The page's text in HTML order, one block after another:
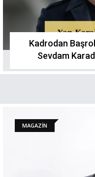
Kadrodan
Sevdam
MAGAZİN